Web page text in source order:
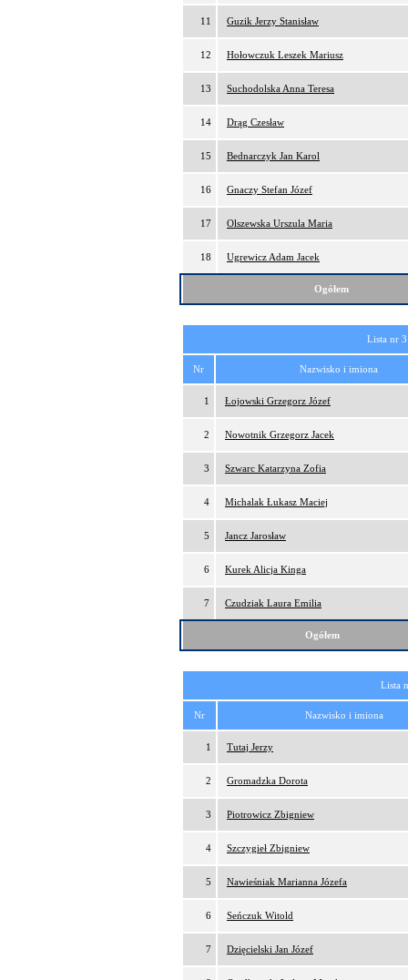
11 Guzik Jerzy Stanisław
12 Hołowczuk Leszek Mariusz
13 Suchodolska Anna Teresa
14 Drąg Czesław
15 Bednarczyk Jan Karol
16 Gnaczy Stefan Józef
17 Olszewska Urszula Maria
18 Ugrewicz Adam Jacek
Ogółem
Lista nr
Nr Nazwisko i imiona
1 Łojowski Grzegorz Józef
2 Nowotnik Grzegorz Jacek
3 Szwarc Katarzyna Zofia
4 Michalak Łukasz Maciej
5 Jancz Jarosław
6 Kurek Alicja Kinga
7 Czudziak Laura Emilia
Ogółem
Lista
Nr Nazwisko i imiona
1 Tutaj Jerzy
2 Gromadzka Dorota
3 Piotrowicz Zbigniew
4 Szczygieł Zbigniew
5 Nawieśniak Marianna Józefa
6 Seńczuk Witold
7 Dzięcielski Jan Józef